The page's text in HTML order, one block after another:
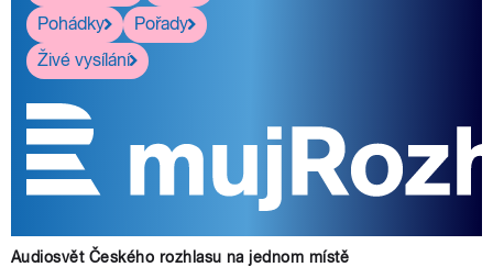
Pohádky
Pořady
Živé vysílání
Audiosvět Českého rozhlasu na jednom místě